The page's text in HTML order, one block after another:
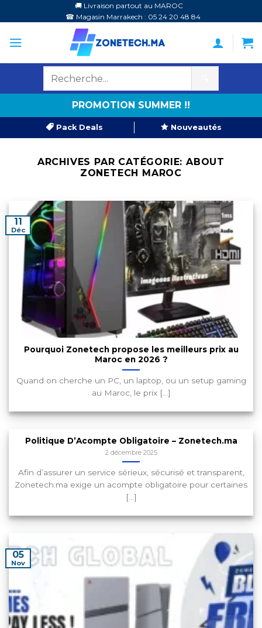
au
contenu
🚚 Livraison partout au MAROC
☎ Magasin Marrakech : 05 24 20 48 84
PROMOTION SUMMER !!
Pack Deals Nouveautés
ARCHIVES PAR CATÉGORIE:ABOUT
ZONETECH MAROC
Pourquoi Zonetech propose les meilleurs prix au
Maroc en 2026 ?
Quand on cherche un PC, un laptop, ou un setup gaming
au Maroc, le prix [...]
11
Déc
Politique D’Acompte Obligatoire – Zonetech.ma
2 décembre 2025
Afin d’assurer un service sérieux, sécurisé et transparent,
Zonetech.ma exige un acompte obligatoire pour certaines
[...]
05
Nov